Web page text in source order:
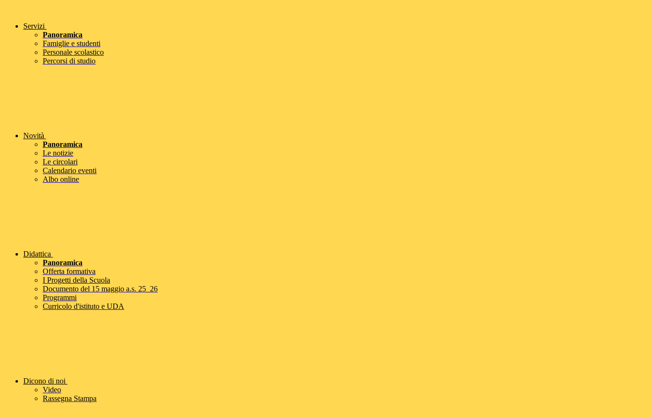
Servizi
Panoramica
Famiglie e studenti
Personale scolastico
Percorsi di studio
Novità
Panoramica
Le notizie
Le circolari
Calendario eventi
Albo online
Didattica
Panoramica
Offerta formativa
I Progetti della Scuola
Documento del 15 maggio a.s. 25_26
Programmi
Curricolo d'istituto e UDA
Dicono di noi
Video
Rassegna Stampa